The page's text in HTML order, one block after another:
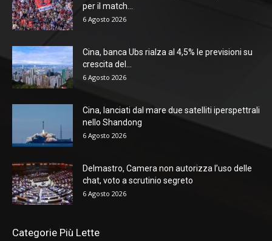
per il match...
6 Agosto 2026
Cina, banca Ubs rialza al 4,5% le previsioni su
crescita del...
6 Agosto 2026
Cina, lanciati dal mare due satelliti iperspettrali
nello Shandong
6 Agosto 2026
Delmastro, Camera non autorizza l’uso delle
chat, voto a scrutinio segreto
6 Agosto 2026
Categorie Più Lette